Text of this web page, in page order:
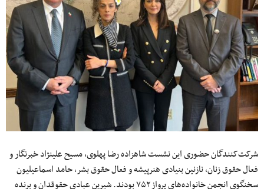
شرکت‌کنندگان حضوری این نشست شاهزاده رضا پهلوی، مسیح علینژاد خبرنگار و
فعال حقوق زنان، نازنین بنیادی هنرپیشه و فعال حقوق بشر، حامد اسماعیلیون
سخنگوی انجمن خانواده‌های پرواز ۷۵۲ بودند. شیرین عبادی حقوقدان و برنده